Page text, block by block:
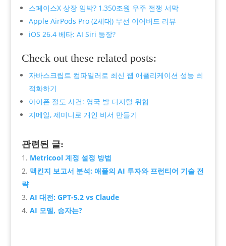
스페이스X 상장 임박? 1,350조원 우주 전쟁 서막
Apple AirPods Pro (2세대) 무선 이어버드 리뷰
iOS 26.4 베타: AI Siri 등장?
Check out these related posts:
자바스크립트 컴파일러로 최신 웹 애플리케이션 성능 최
적화하기
아이폰 절도 사건: 영국 발 디지털 위협
지메일, 제미니로 개인 비서 만들기
관련된 글:
Metricool 계정 설정 방법
맥킨지 보고서 분석: 애플의 AI 투자와 프런티어 기술 전
략
AI 대전: GPT-5.2 vs Claude
AI 모델, 승자는?